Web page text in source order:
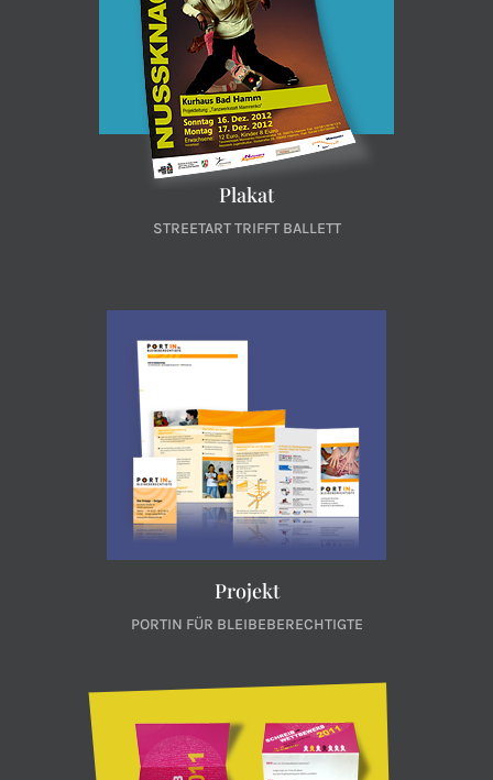
Plakat
STREETART TRIFFT BALLETT
Projekt
PORTIN FÜR BLEIBEBERECHTIGTE